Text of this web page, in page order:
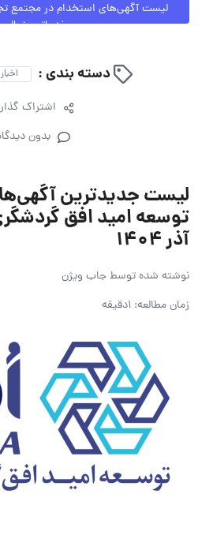
لیست آگهی‌های استخدام در مجتمع
خدماتی رزمال
دسته بندی :
اشتراک
بدون
لیست جدیدترین
آذر ۱۴۰۴
نوشته شده توسطجاب ویژن
زمان مطالعه: 1دقیقه